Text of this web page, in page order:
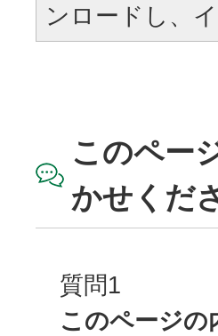
ンロードし、
このペー
かせくだ
質問1
このページ